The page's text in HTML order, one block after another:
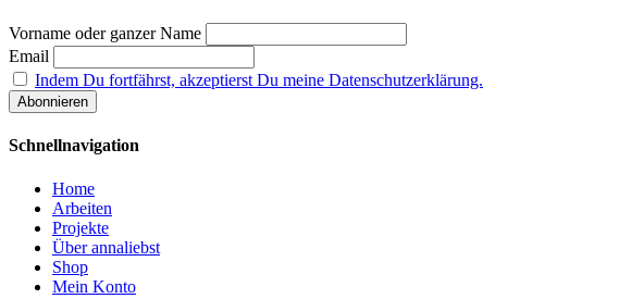
Vorname oder ganzer Name
Email
Indem Du fortfährst, akzeptierst Du meine Datenschutzerklärung.
Schnellnavigation
Home
Arbeiten
Projekte
Über annaliebst
Shop
Mein Konto